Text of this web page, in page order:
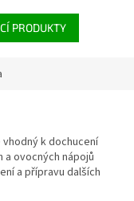
PRODUKTY
vhodný k dochucení
ovocných nápojů
a přípravu dalších